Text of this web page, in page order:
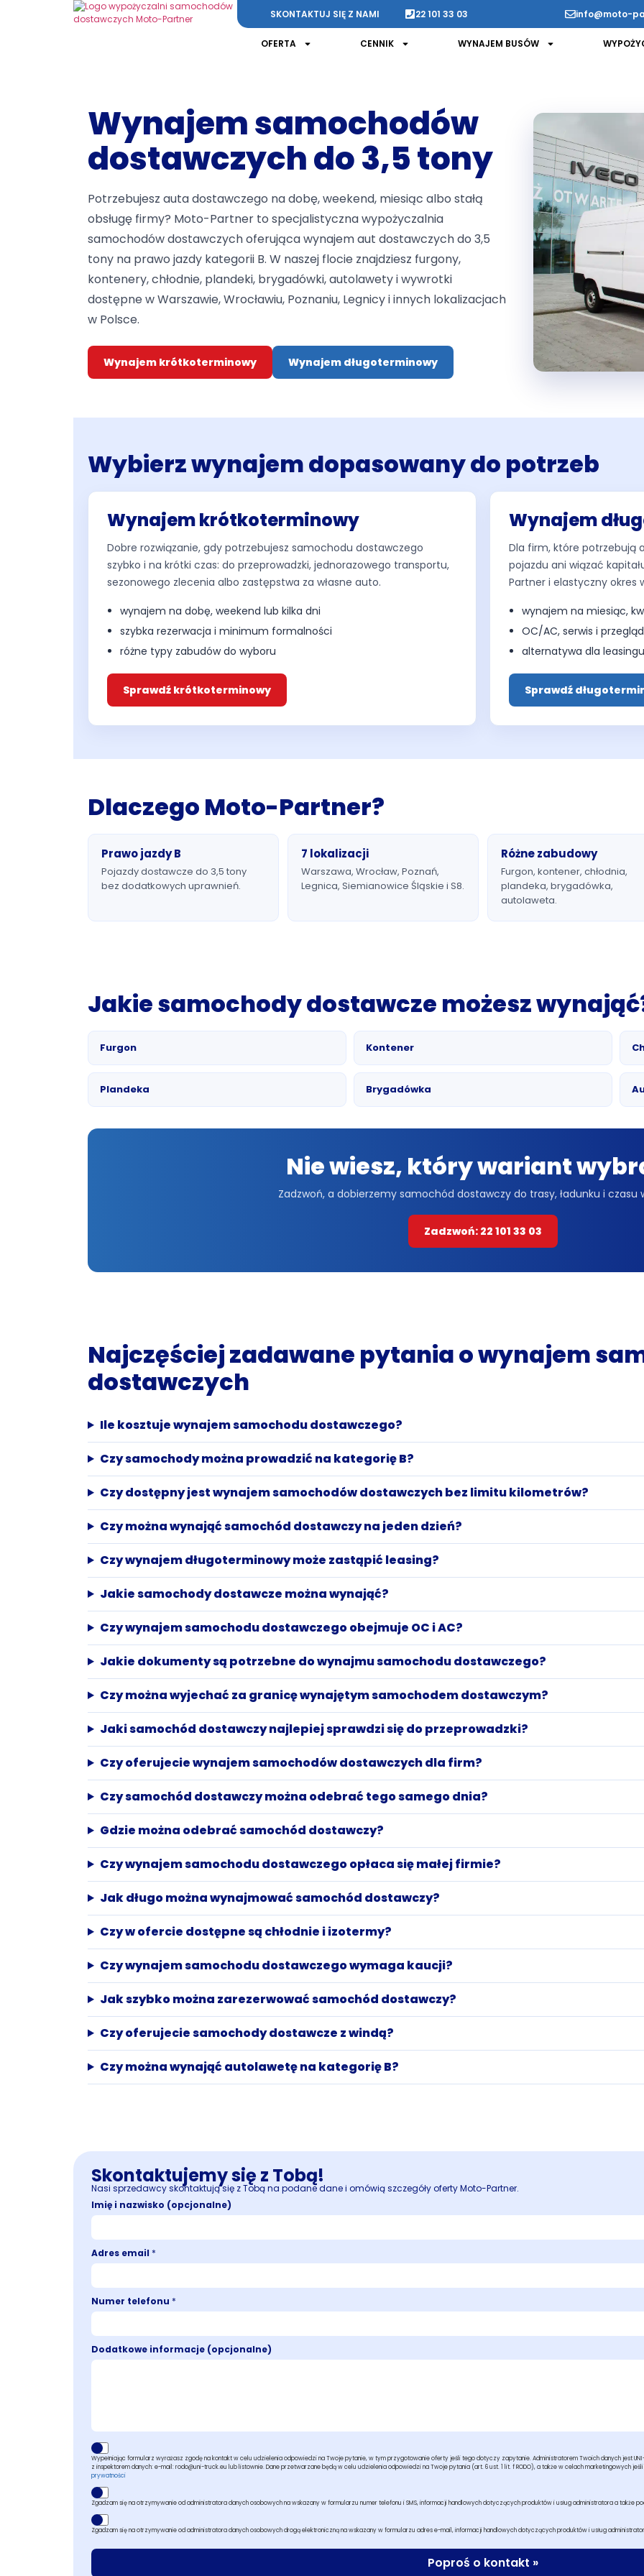
SKONTAKTUJ SIĘ Z NAMI 22 101 33 03 info@moto-
OFERTA CENNIK WYNAJEM BUSÓW
Wynajem samochodów
dostawczych do 3,5 tony
Potrzebujesz auta dostawczego na dobę, weekend, miesiąc albo stałą
obsługę firmy? Moto-Partner to specjalistyczna wypożyczalnia
samochodów dostawczych oferująca wynajem aut dostawczych do 3,5
tony na prawo jazdy kategorii B. W naszej flocie znajdziesz furgony,
kontenery, chłodnie, plandeki, brygadówki, autolawety i wywrotki
dostępne w Warszawie, Wrocławiu, Poznaniu, Legnicy i innych lokalizacjach
w Polsce.
Wynajem krótkoterminowy Wynajem długoterminowy
Wybierz wynajem dopasowany do potrzeb
Wynajem krótkoterminowy
Dobre rozwiązanie, gdy potrzebujesz samochodu dostawczego
szybko i na krótki czas: do przeprowadzki, jednorazowego transportu,
sezonowego zlecenia albo zastępstwa za własne auto.
wynajem na dobę, weekend lub kilka dni
szybka rezerwacja i minimum formalności
różne typy zabudów do wyboru
Sprawdź krótkoterminowy
Wynajem
Dla firm, które potrzebują
pojazdu ani wiązać
Partner i elastyczny okres
wynajem na miesiąc,
OC/AC, serwis i
alternatywa dla
Sprawdź
Dlaczego Moto-Partner?
Prawo jazdy B
Pojazdy dostawcze do 3,5 tony
bez dodatkowych uprawnień.
7 lokalizacji
Warszawa, Wrocław, Poznań,
Legnica, Siemianowice Śląskie i S8.
Różne zabudowy
Furgon, kontener, chłodnia,
plandeka, brygadówka,
autolaweta.
Jakie samochody dostawcze możesz
Furgon Kontener
Plandeka Brygadówka
Nie wiesz, który wariant
Zadzwoń, a dobierzemy samochód dostawczy do trasy, ładunku i czasu
Zadzwoń: 22 101 33 03
Najczęściej zadawane pytania o wynajem
dostawczych
Ile kosztuje wynajem samochodu dostawczego?
Czy samochody można prowadzić na kategorię B?
Czy dostępny jest wynajem samochodów dostawczych bez limitu kilometrów?
Czy można wynająć samochód dostawczy na jeden dzień?
Czy wynajem długoterminowy może zastąpić leasing?
Jakie samochody dostawcze można wynająć?
Czy wynajem samochodu dostawczego obejmuje OC i AC?
Jakie dokumenty są potrzebne do wynajmu samochodu dostawczego?
Czy można wyjechać za granicę wynajętym samochodem dostawczym?
Jaki samochód dostawczy najlepiej sprawdzi się do przeprowadzki?
Czy oferujecie wynajem samochodów dostawczych dla firm?
Czy samochód dostawczy można odebrać tego samego dnia?
Gdzie można odebrać samochód dostawczy?
Czy wynajem samochodu dostawczego opłaca się małej firmie?
Jak długo można wynajmować samochód dostawczy?
Czy w ofercie dostępne są chłodnie i izotermy?
Czy wynajem samochodu dostawczego wymaga kaucji?
Jak szybko można zarezerwować samochód dostawczy?
Czy oferujecie samochody dostawcze z windą?
Czy można wynająć autolawetę na kategorię B?
Skontaktujemy się z Tobą!
Nasi sprzedawcy skontaktują się z Tobą na podane dane i omówią szczegóły oferty Moto-Partner.
Imię i nazwisko (opcjonalne)
Adres email *
Numer telefonu *
Dodatkowe informacje (opcjonalne)
Wypełniając formularz wyrażasz zgodę na kontakt w celu udzielenia odpowiedzi na Twoje pytanie, w tym przygotowanie oferty jeśli tego dotyczy zapytanie. Administratorem Twoich danych jest UNI-
z inspektorem danych: e-mail: rodo@uni-truck.eu lub listownie. Dane przetwarzane będą w celu udzielenia odpowiedzi na Twoje pytania (art. 6 ust. 1 lit. f RODO), a także w celach marketingowych
prywatności
Zgadzam się na otrzymywanie od administratora danych osobowych na wskazany w formularzu numer telefonu i SMS, informacji handlowych dotyczących produktów i usług administratora a także
Zgadzam się na otrzymywanie od administratora danych osobowych drogą elektroniczną na wskazany w formularzu adres e-mail, informacji handlowych dotyczących produktów i usług
Poproś o kontakt »